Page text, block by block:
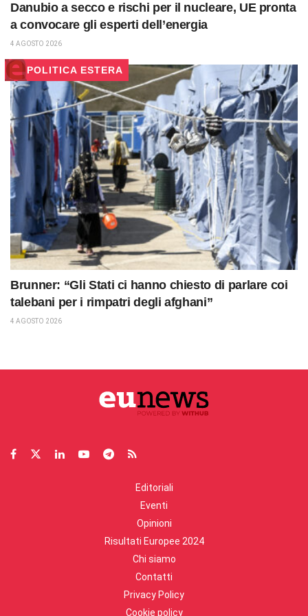
Danubio a secco e rischi per il nucleare, UE pronta
a convocare gli esperti dell’energia
4 AGOSTO 2026
POLITICA ESTERA
Brunner: “Gli Stati ci hanno chiesto di parlare coi
talebani per i rimpatri degli afghani”
4 AGOSTO 2026
Editoriali
Eventi
Opinioni
Risultati Europee 2024
Chi siamo
Contatti
Privacy Policy
Cookie policy